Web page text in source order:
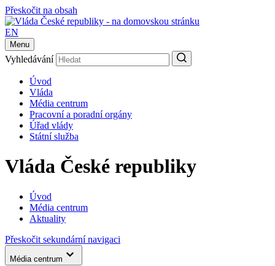
Přeskočit na obsah
EN
Menu
Vyhledávání
Úvod
Vláda
Média centrum
Pracovní a poradní orgány
Úřad vlády
Státní služba
Vláda České republiky
Úvod
Média centrum
Aktuality
Přeskočit sekundární navigaci
Média centrum